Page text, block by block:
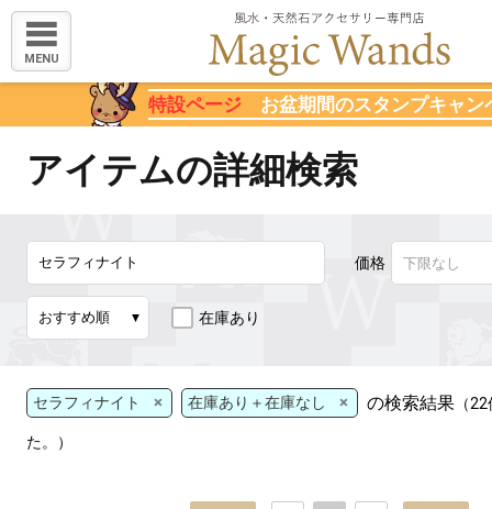
MENU
特設ページ お盆期間のスタンプキャン
アイテムの詳細検索
価格
在庫あり
セラフィナイト × 在庫あり＋在庫なし × の検索結果 （
た。）